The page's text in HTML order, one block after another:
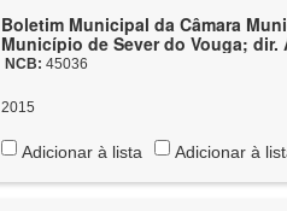
Boletim Municipal da Câmara
Município de Sever do Vouga;
NCB:45036
2015
Adicionar à lista Adicionar à